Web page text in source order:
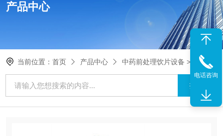
产品中心
当前位置：首页 产品中心 中药前处理饮片设备 > 切药机
电话咨询